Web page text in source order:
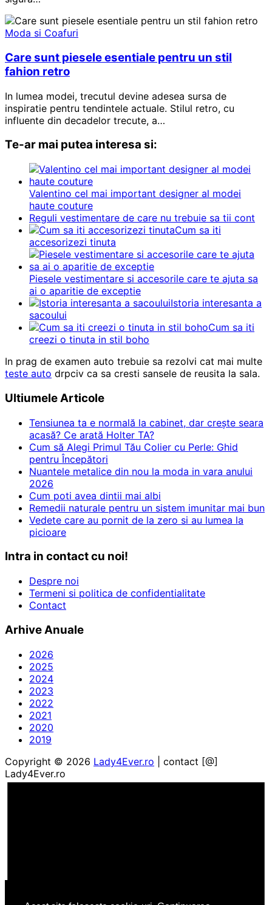
Moda si Coafuri
Care sunt piesele esentiale pentru un stil
fahion retro
In lumea modei, trecutul devine adesea sursa de
inspiratie pentru tendintele actuale. Stilul retro, cu
influente din decadelor trecute, a…
Te-ar mai putea interesa si:
Valentino cel mai important designer al modei
haute couture
Reguli vestimentare de care nu trebuie sa tii cont
Cum sa iti
accesorizezi tinuta
Piesele vestimentare si accesorile care te ajuta sa
ai o aparitie de exceptie
Istoria interesanta a
sacoului
Cum sa iti
creezi o tinuta in stil boho
In prag de examen auto trebuie sa rezolvi cat mai multe
teste auto drpciv ca sa cresti sansele de reusita la sala.
Ultiumele Articole
Tensiunea ta e normală la cabinet, dar crește seara
acasă? Ce arată Holter TA?
Cum să Alegi Primul Tău Colier cu Perle: Ghid
pentru Începători
Nuantele metalice din nou la moda in vara anului
2026
Cum poti avea dintii mai albi
Remedii naturale pentru un sistem imunitar mai bun
Vedete care au pornit de la zero si au lumea la
picioare
Intra in contact cu noi!
Despre noi
Termeni si politica de confidentialitate
Contact
Arhive Anuale
2026
2025
2024
2023
2022
2021
2020
2019
Copyright © 2026 Lady4Ever.ro | contact [@]
Lady4Ever.ro